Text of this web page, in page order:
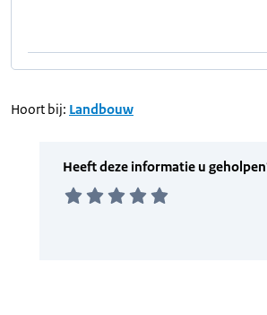
Hoort bij: Landbouw